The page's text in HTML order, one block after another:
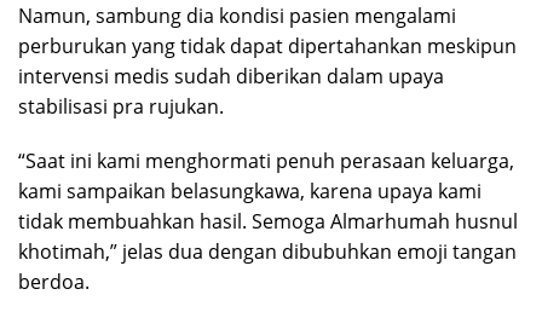
Namun, sambung dia kondisi pasien mengalami
perburukan yang tidak dapat dipertahankan meskipun
intervensi medis sudah diberikan dalam upaya
stabilisasi pra rujukan.
“Saat ini kami menghormati penuh perasaan keluarga,
kami sampaikan belasungkawa, karena upaya kami
tidak membuahkan hasil. Semoga Almarhumah husnul
khotimah,” jelas dua dengan dibubuhkan emoji tangan
berdoa.